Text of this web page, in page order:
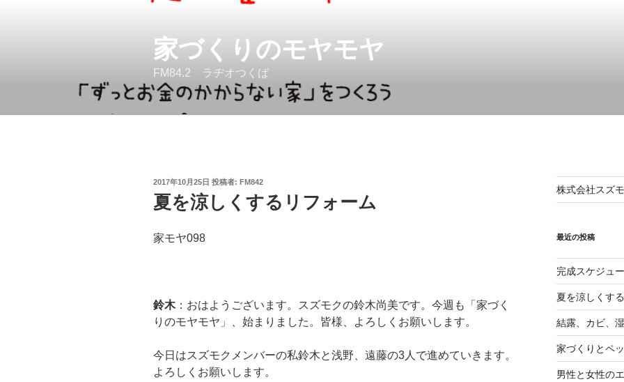
家づくりのモヤモヤ
FM84.2 ラヂオつくば
投
稿
日:
2017年10月25日 投稿者: FM842
夏を涼しくするリフォーム
家モヤ098
鈴木：おはようございます。スズモクの鈴木尚美です。今週も「家づく
りのモヤモヤ」、始まりました。皆様、よろしくお願いします。
今日はスズモクメンバーの私鈴木と浅野、遠藤の3人で進めていきます。
よろしくお願いします。
株式会社スズ
最近の投稿
完成スケジュ
夏を涼しくす
結露、カビ、
家づくりとペ
男性と女性の